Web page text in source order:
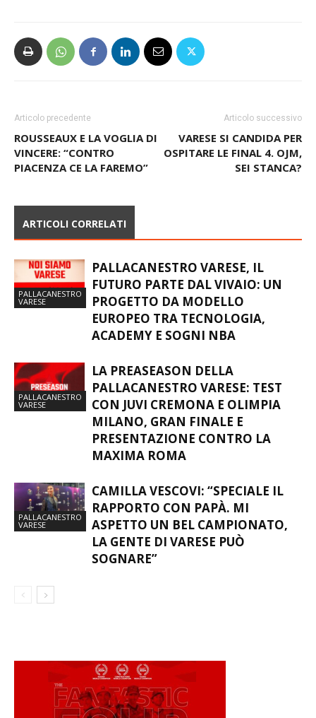
Articolo precedente
ROUSSEAUX E LA VOGLIA DI
VINCERE: “CONTRO
PIACENZA CE LA FAREMO”
Articolo successivo
VARESE SI CANDIDA PER
OSPITARE LE FINAL 4. OJM,
SEI STANCA?
ARTICOLI CORRELATI
PALLACANESTRO
VARESE
PALLACANESTRO VARESE, IL
FUTURO PARTE DAL VIVAIO: UN
PROGETTO DA MODELLO
EUROPEO TRA TECNOLOGIA,
ACADEMY E SOGNI NBA
PALLACANESTRO
VARESE
LA PREASEASON DELLA
PALLACANESTRO VARESE: TEST
CON JUVI CREMONA E OLIMPIA
MILANO, GRAN FINALE E
PRESENTAZIONE CONTRO LA
MAXIMA ROMA
PALLACANESTRO
VARESE
CAMILLA VESCOVI: “SPECIALE IL
RAPPORTO CON PAPÀ. MI
ASPETTO UN BEL CAMPIONATO,
LA GENTE DI VARESE PUÒ
SOGNARE”